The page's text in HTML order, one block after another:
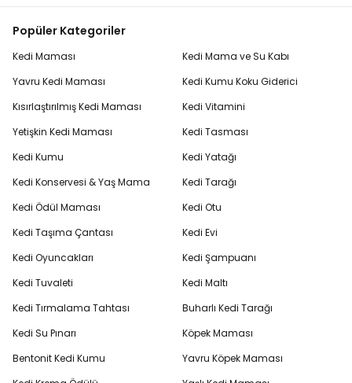
Popüler Kategoriler
Kedi Maması
Yavru Kedi Maması
Kısırlaştırılmış Kedi Maması
Yetişkin Kedi Maması
Kedi Kumu
Kedi Konservesi & Yaş Mama
Kedi Ödül Maması
Kedi Taşıma Çantası
Kedi Oyuncakları
Kedi Tuvaleti
Kedi Tırmalama Tahtası
Kedi Su Pınarı
Bentonit Kedi Kumu
Kedi Mama ve Su Kabı
Kedi Kumu Koku Giderici
Kedi Vitamini
Kedi Tasması
Kedi Yatağı
Kedi Tarağı
Kedi Otu
Kedi Evi
Kedi Şampuanı
Kedi Maltı
Buharlı Kedi Tarağı
Köpek Maması
Yavru Köpek Maması